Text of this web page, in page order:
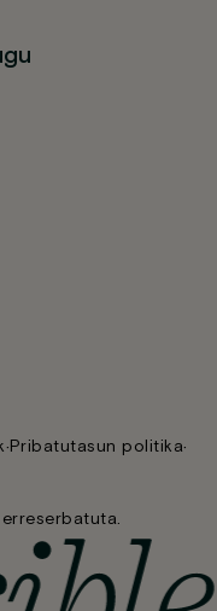
Pribatutasun politika